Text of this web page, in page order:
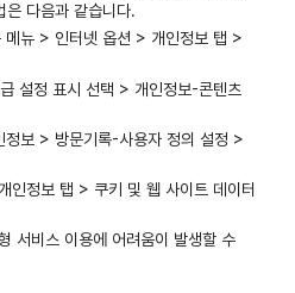
은 다음과 같습니다.
뉴 > 인터넷 옵션 > 개인정보 탭 >
설정 표시 선택 > 개인정보-콘텐츠
보 > 방문기록-사용자 정의 설정 >
정보 탭 > 쿠키 및 웹 사이트 데이터
서비스 이용에 어려움이 발생할 수